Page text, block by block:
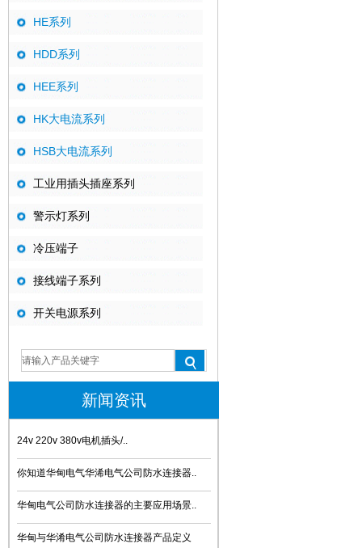
HE系列
HDD系列
HEE系列
HK大电流系列
HSB大电流系列
工业用插头插座系列
警示灯系列
冷压端子
接线端子系列
开关电源系列
新闻资讯
24v 220v 380v电机插头/..
你知道华甸电气华浠电气公司防水连接器..
华甸电气公司防水连接器的主要应用场景..
华甸与华淆电气公司防水连接器产品定义